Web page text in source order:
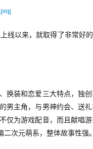
上线以来，就取得了非常好
换装和恋爱三大特点，独
男主角，与男神约会、送
仅为游戏配音，而且献唱
次元萌系，整体故事性强。